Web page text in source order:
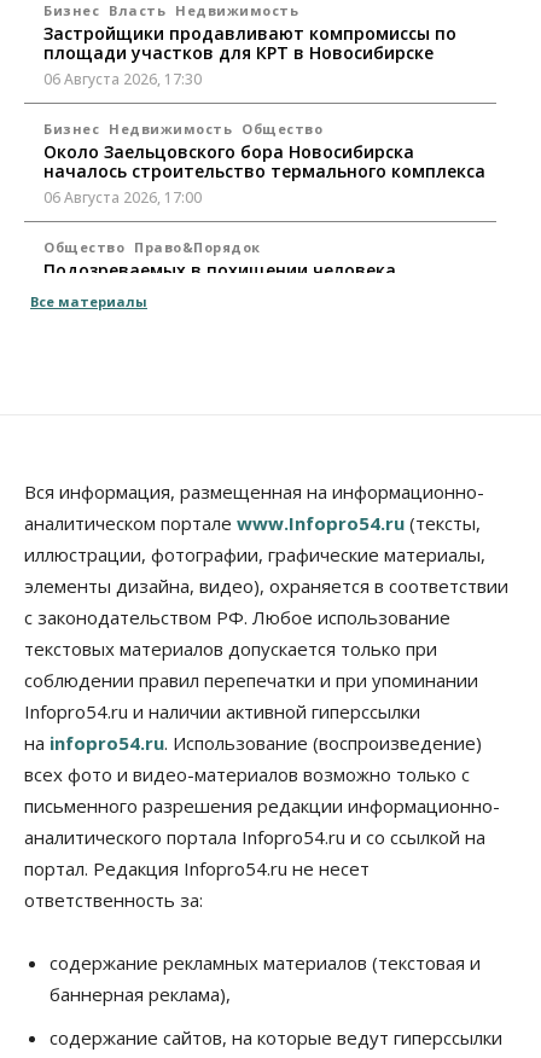
Бизнес Власть Недвижимость
Застройщики продавливают компромиссы по
площади участков для КРТ в Новосибирске
06 Августа 2026, 17:30
Бизнес Недвижимость Общество
Около Заельцовского бора Новосибирска
началось строительство термального комплекса
06 Августа 2026, 17:00
Общество Право&Порядок
Подозреваемых в похищении человека
06 Августа 2026, 16:15
Финансы
Россияне оформили ипотечных кредитов на 2,6
трлн рублей
06 Августа 2026, 15:53
Думская гонка в Новосибирской области
обойдется без самовыдвиженцев
06 Августа 2026, 15:00
Бизнес Власть Общество
Правительство России продлило разрешение на
выпуск бензина «Евро-3»
06 Августа 2026, 14:00
Общество
«За тех, у кого от 270 баллов,
настоящая борьба»: вузы настойчиво
обзванивают новосибирских высокобалльников
Власть
06 Августа 2026, 12:15
Все материалы
Вся информация, размещенная на информационно-
аналитическом портале www.Infopro54.ru (тексты,
иллюстрации, фотографии, графические материалы,
элементы дизайна, видео), охраняется в соответствии
с законодательством РФ. Любое использование
текстовых материалов допускается только при
соблюдении правил перепечатки и при упоминании
Infopro54.ru и наличии активной гиперссылки
на infopro54.ru. Использование (воспроизведение)
всех фото и видео-материалов возможно только с
письменного разрешения редакции информационно-
аналитического портала Infopro54.ru и со ссылкой на
портал. Редакция Infopro54.ru не несет
ответственность за:
содержание рекламных материалов (текстовая и
баннерная реклама),
содержание сайтов, на которые ведут гиперссылки